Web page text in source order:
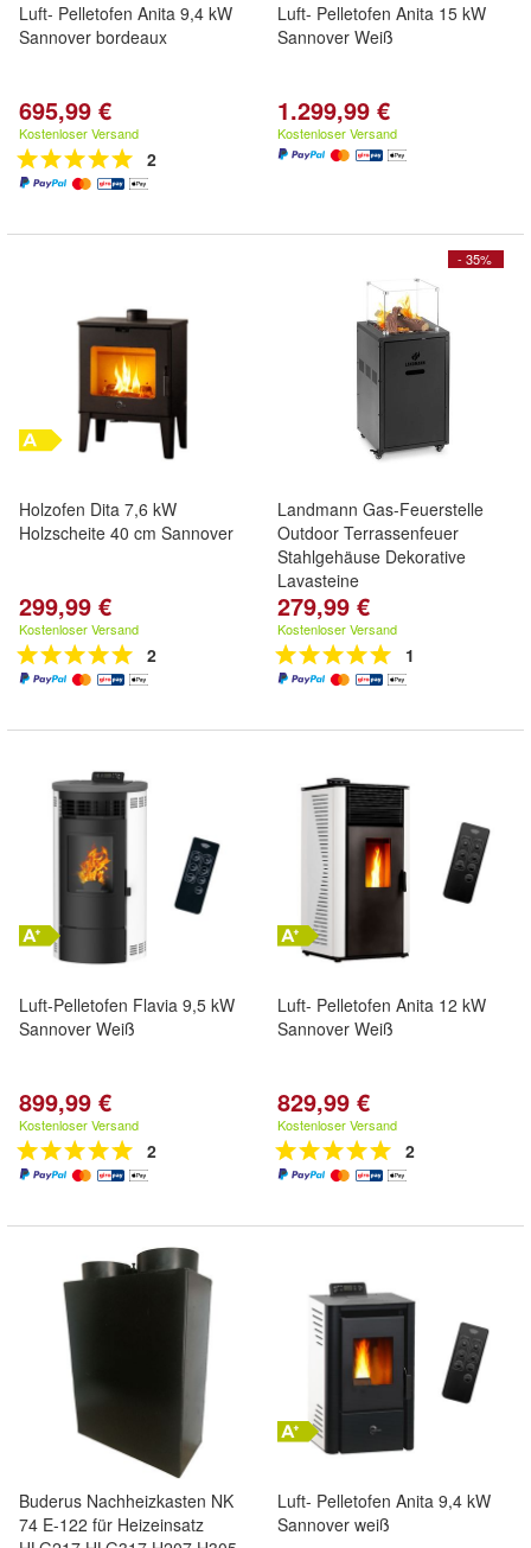
Luft- Pelletofen Anita 9,4 kW
Sannover bordeaux
695,99 €
Kostenloser Versand
2
Luft- Pelletofen Anita 15 kW
Sannover Weiß
1.299,99 €
Kostenloser Versand
Holzofen Dita 7,6 kW
Holzscheite 40 cm Sannover
299,99 €
Kostenloser Versand
2
- 35%
Landmann Gas-Feuerstelle
Outdoor Terrassenfeuer
Stahlgehäuse Dekorative
Lavasteine
279,99 €
Kostenloser Versand
1
Luft-Pelletofen Flavia 9,5 kW
Sannover Weiß
899,99 €
Kostenloser Versand
2
Luft- Pelletofen Anita 12 kW
Sannover Weiß
829,99 €
Kostenloser Versand
2
Buderus Nachheizkasten NK
74 E-122 für Heizeinsatz
Luft- Pelletofen Anita 9,4 kW
Sannover weiß